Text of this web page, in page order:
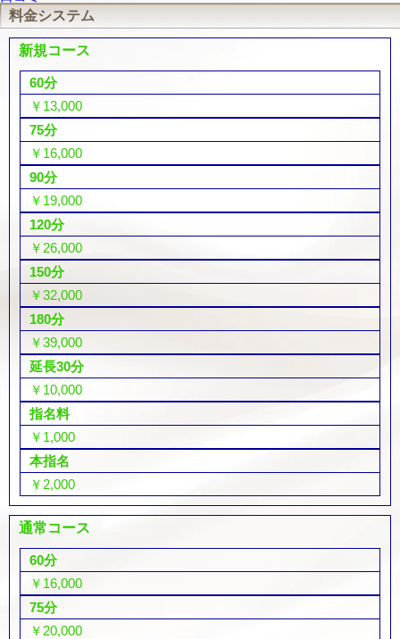
料金システム
新規コース
60分
￥13,000
75分
￥16,000
90分
￥19,000
120分
￥26,000
150分
￥32,000
180分
￥39,000
延長30分
￥10,000
指名料
￥1,000
本指名
￥2,000
通常コース
60分
￥16,000
75分
￥20,000